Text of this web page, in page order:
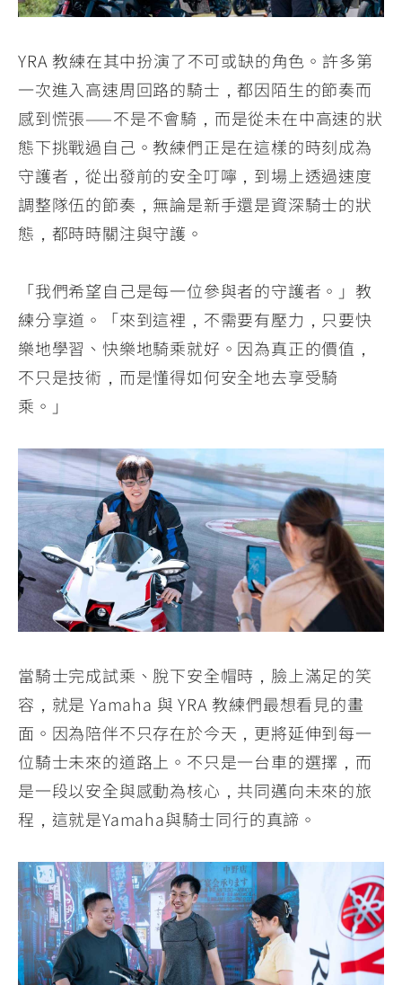
YRA 教練在其中扮演了不可或缺的角色。許多第
一次進入高速周回路的騎士，都因陌生的節奏而
感到慌張——不是不會騎，而是從未在中高速的狀
態下挑戰過自己。教練們正是在這樣的時刻成為
守護者，從出發前的安全叮嚀，到場上透過速度
調整隊伍的節奏，無論是新手還是資深騎士的狀
態，都時時關注與守護。
「我們希望自己是每一位參與者的守護者。」教
練分享道。「來到這裡，不需要有壓力，只要快
樂地學習、快樂地騎乘就好。因為真正的價值，
不只是技術，而是懂得如何安全地去享受騎
乘。」
當騎士完成試乘、脫下安全帽時，臉上滿足的笑
容，就是 Yamaha 與 YRA 教練們最想看見的畫
面。因為陪伴不只存在於今天，更將延伸到每一
位騎士未來的道路上。不只是一台車的選擇，而
是一段以安全與感動為核心，共同邁向未來的旅
程，這就是Yamaha與騎士同行的真諦。